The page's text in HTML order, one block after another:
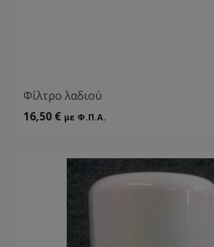
Φίλτρο λαδιού
16,50 € με Φ.Π.Α.